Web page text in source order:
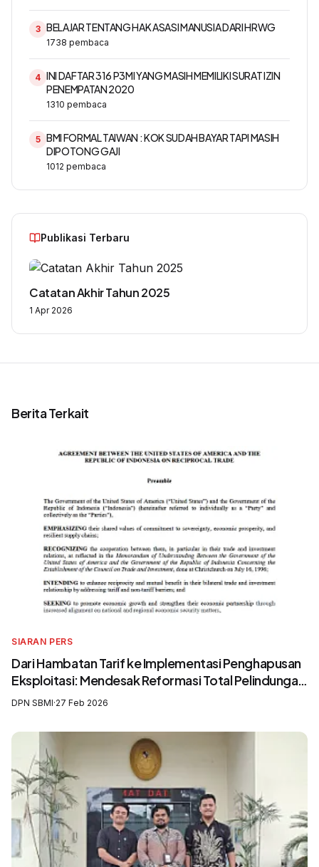
3 BELAJAR TENTANG HAK ASASI MANUSIA DARI HRWG
1738 pembaca
4 INI DAFTAR 316 P3MI YANG MASIH MEMILIKI SURAT IZIN
PENEMPATAN 2020
1310 pembaca
5 BMI FORMAL TAIWAN : KOK SUDAH BAYAR TAPI MASIH
DIPOTONG GAJI
1012 pembaca
Publikasi Terbaru
Catatan Akhir Tahun 2025
1 Apr 2026
Berita Terkait
SIARAN PERS
Dari Hambatan Tarif ke Implementasi Penghapusan
Eksploitasi: Mendesak Reformasi Total Pelindungan
Awak Kapal Perikanan
DPN SBMI·27 Feb 2026